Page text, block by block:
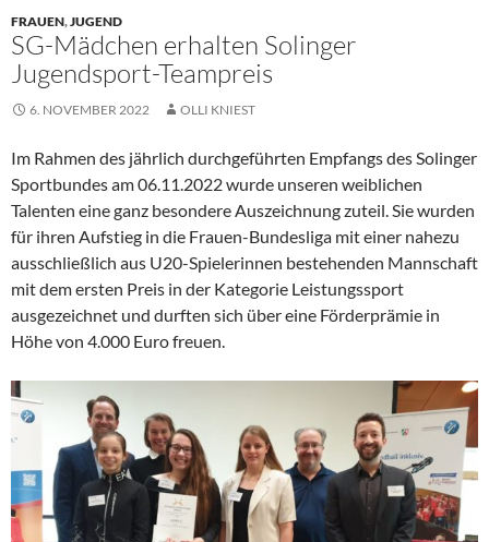
FRAUEN,JUGEND
SG-Mädchen erhalten Solinger
Jugendsport-Teampreis
6. NOVEMBER 2022 OLLI KNIEST
Im Rahmen des jährlich durchgeführten Empfangs des Solinger
Sportbundes am 06.11.2022 wurde unseren weiblichen
Talenten eine ganz besondere Auszeichnung zuteil. Sie wurden
für ihren Aufstieg in die Frauen-Bundesliga mit einer nahezu
ausschließlich aus U20-Spielerinnen bestehenden Mannschaft
mit dem ersten Preis in der Kategorie Leistungssport
ausgezeichnet und durften sich über eine Förderprämie in
Höhe von 4.000 Euro freuen.